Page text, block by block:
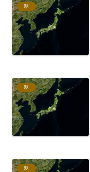
駅
駅
駅